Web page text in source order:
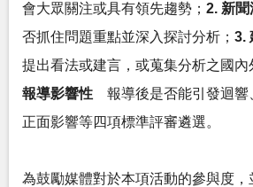
會大眾關注或具有領先趨勢； 2. 新
否抓住問題重點並深入探討分析； 3.
提出看法或建言，或蒐集分析之國內
報導影響性 報導後是否能引發迴響
正面影響等四項標準評審遴選。
為鼓勵媒體對於本項活動的參與度